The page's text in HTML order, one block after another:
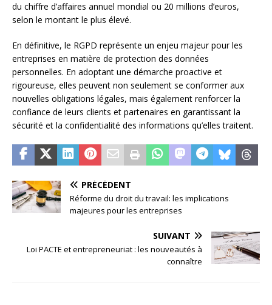
du chiffre d’affaires annuel mondial ou 20 millions d’euros,
selon le montant le plus élevé.
En définitive, le RGPD représente un enjeu majeur pour les
entreprises en matière de protection des données
personnelles. En adoptant une démarche proactive et
rigoureuse, elles peuvent non seulement se conformer aux
nouvelles obligations légales, mais également renforcer la
confiance de leurs clients et partenaires en garantissant la
sécurité et la confidentialité des informations qu’elles traitent.
PRÉCÉDENT
Réforme du droit du travail: les implications
majeures pour les entreprises
SUIVANT
Loi PACTE et entrepreneuriat : les nouveautés à
connaître